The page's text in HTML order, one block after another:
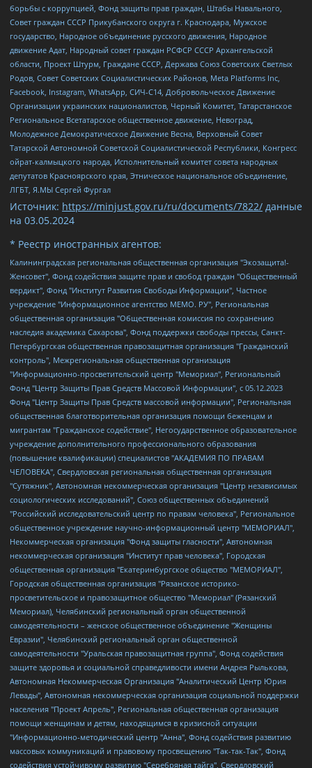
борьбы с коррупцией, Фонд защиты прав граждан, Штабы Навального,
Совет граждан СССР Прикубанского округа г. Краснодара, Мужское
государство, Народное объединение русского движения, Народное
движение Адат, Народный совет граждан РСФСР СССР Архангельской
области, Проект Штурм, Граждане СССР, Держава Союз Советских Светлых
Родов, Совет Советских Социалистических Районов, Meta Platforms Inc,
Facebook, Instagram, WhatsApp, СИЧ-С14, Добровольческое Движение
Организации украинских националистов, Черный Комитет, Татарстанское
Региональное Всетатарское общественное движение, Невоград,
Молодежное Демократическое Движение Весна, Верховный Совет
Татарской Автономной Советской Социалистической Республики, Конгресс
ойрат-калмыцкого народа, Исполнительный комитет совета народных
депутатов Красноярского края, Этническое национальное объединение,
ЛГБТ, Я.МЫ Сергей Фургал
Источник: https://minjust.gov.ru/ru/documents/7822/ данные
на 03.05.2024
* Реестр иностранных агентов:
Калининградская региональная общественная организация "Экозащита!-Женсовет", Фонд содействия защите прав и свобод граждан "Общественный вердикт", Фонд "Институт Развития Свободы Информации", Частное учреждение "Информационное агентство МЕМО. РУ", Региональная общественная организация "Общественная комиссия по сохранению наследия академика Сахарова", Фонд поддержки свободы прессы, Санкт-Петербургская общественная правозащитная организация "Гражданский контроль", Межрегиональная общественная организация "Информационно-просветительский центр "Мемориал", Региональный Фонд "Центр Защиты Прав Средств Массовой Информации", с 05.12.2023 Фонд "Центр Защиты Прав Средств массовой информации", Региональная общественная благотворительная организация помощи беженцам и мигрантам "Гражданское содействие", Негосударственное образовательное учреждение дополнительного профессионального образования (повышение квалификации) специалистов "АКАДЕМИЯ ПО ПРАВАМ ЧЕЛОВЕКА", Свердловская региональная общественная организация "Сутяжник", Автономная некоммерческая организация "Центр независимых социологических исследований", Союз общественных объединений "Российский исследовательский центр по правам человека", Региональное общественное учреждение научно-информационный центр "МЕМОРИАЛ", Некоммерческая организация "Фонд защиты гласности", Автономная некоммерческая организация "Институт прав человека", Городская общественная организация "Екатеринбургское общество "МЕМОРИАЛ", Городская общественная организация "Рязанское историко-просветительское и правозащитное общество "Мемориал" (Рязанский Мемориал), Челябинский региональный орган общественной самодеятельности – женское общественное объединение "Женщины Евразии", Челябинский региональный орган общественной самодеятельности "Уральская правозащитная группа", Фонд содействия защите здоровья и социальной справедливости имени Андрея Рылькова, Автономная Некоммерческая Организация "Аналитический Центр Юрия Левады", Автономная некоммерческая организация социальной поддержки населения "Проект Апрель", Региональная общественная организация помощи женщинам и детям, находящимся в кризисной ситуации "Информационно-методический центр "Анна", Фонд содействия развитию массовых коммуникаций и правовому просвещению "Так-так-Так", Фонд содействия устойчивому развитию "Серебряная тайга", Свердловский региональный общественный фонд социальных проектов "Новое время", "Idel.Реалии", Кавказ.Реалии, Крым.Реалии, Телеканал Настоящее Время, Татаро-башкирская служба Радио Свобода (Azatliq Radiosi), Радио Свободная Европа/Радио Свобода (PCE/PC), "Сибирь.Реалии", "Фактограф", Благотворительный фонд помощи осужденным и их семьям, Автономная некоммерческая организация "Институт глобализации и социальных движений", Фонд "В защиту прав заключенных", Частное учреждение "Центр поддержки и содействия развитию средств массовой информации", Пензенский региональный общественный благотворительный фонд "Гражданский союз", "Север.Реалии", Некоммерческая организация Фонд "Правовая инициатива", Общество с ограниченной ответственностью "Радио Свободная Европа/Радио Свобода", Чешское информационное агентство "MEDIUM-ORIENT", Красноярская региональная общественная организация "Мы против СПИДа", Камалягин Денис Николаевич, Маркелов Сергей Евгеньевич, Пономарев Лев Александрович, Савицкая Людмила Алексеевна, Автономная некоммерческая организация "Центр по работе с проблемой насилия "НАСИЛИЮ.НЕТ", Межрегиональный профессиональный союз работников здравоохранения "Альянс врачей", Юридическое лицо, зарегистрированное в Латвийской Республике, SIA "Medusa Project" (регистрационный номер 40103797863, дата регистрации 10.06.2014), Некоммерческая организация "Фонд по борьбе с коррупцией", Автономная некоммерческая организация "Институт права и публичной политики", Баданин Роман Сергеевич, Гликин Максим Александрович, Железнова Мария Михайловна, Лукьянова Юлия Сергеевна, Маетная Елизавета Витальевна, Маняхин Петр Борисович, Чуракова Ольга Владимировна, Ярош Юлия Петровна, Юридическое лицо "The Insider SIA", зарегистрированное в Риге, Латвийская Республика (дата регистрации 26.06.2015), являющееся администратором доменного имени интернет-издания "The Insider SIA", https://theins.ru, Постернак Алексей Евгеньевич, Рубин Михаил Аркадьевич, Анин Роман Александрович, Юридическое лицо Istories fonds, зарегистрированное в Латвийской Республике (регистрационный номер 50008295751, дата регистрации 24.02.2020), Великовский Дмитрий Александрович, Долинина Ирина Николаевна, Мароховская Алеся Алексеевна, Шлейнов Роман Юрьевич, Шмагун Олеся Валентиновна, Общество с ограниченной ответственностью "Альтаир 2021", Общество с ограниченной ответственностью "Вега 2021", Общество с ограниченной ответственностью "Главный редактор 2021", Общество с ограниченной ответственностью "Ромашки монолит", Важенков Артем Валерьевич, Ивановская областная общественная организация "Центр гендерных исследований", Гурман Юрий Альбертович, Медиапроект "ОВД-Инфо", Егоров Владимир Владимирович, Жилинский Владимир Александрович, Общество с ограниченной ответственностью "ЗП", Иванова София Юрьевна, Карезина Инна Павловна, Кильтау Екатерина Викторовна, Петров Алексей Викторович, Пискунов Сергей Евгеньевич, Смирнов Сергей Сергеевич, Тихонов Михаил Сергеевич, Общество с ограниченной ответственностью "ЖУРНАЛИСТ-ИНОСТРАННЫЙ АГЕНТ", Арапова Галина Юрьевна, Вольтская Татьяна Анатольевна, Американская компания "Mason G.E.S. Anonymous Foundation" (США), являющаяся владельцем интернет-издания https://mnews.world/, Компания "Stichting Bellingcat", зарегистрированная в Нидерландах (дата регистрации 11.07.2018), Захаров Андрей Вячеславович, Клепиковская Екатерина Дмитриевна, Общество с ограниченной ответственностью "МЕМО", Перл Роман Александрович, Симонов Евгений Алексеевич, Соловьева Елена Анатольевна, Сотников Даниил Владимирович, Сурначева Елизавета Дмитриевна, Автономная некоммерческая организация по защите прав человека и информированию населения "Якутия – Наше Мнение", Общество с ограниченной ответственностью "Москоу диджитал медиа", с 26.01.2023 Общество с ограниченной ответственностью "Чайка Белые сады", Ветошкина Валерия Валерьевна, Заговора Максим Александрович, Межрегиональное общественное движение "Российская ЛГБТ - сеть", Оленичев Максим Владимирович, Павлов Иван Юрьевич, Скворцова Елена Сергеевна, Общество с ограниченной ответственностью "Как бы инагент", Кочетков Игорь Викторович, Общество с ограниченной ответственностью "Честные выборы", Еланчик Олег Александрович, Общество с ограниченной ответственностью "Нобелевский призыв", Гималова Регина Эмилевна, Григорьев Андрей Валерьевич, Григорьева Алина Александровна, Ассоциация по содействию защите прав призывников, альтернативнослужащих и военнослужащих "Правозащитная группа "Гражданин.Армия.Право", Хисамова Регина Фаритовна, Автономная некоммерческая организация по реализации социально-правовых программ "Лилит", Дальневосточное общественное движение "Маяк", Санкт-Петербургская ЛГБТ-инициативная группа "Выход", Инициативная группа ЛГБТ+ "Реверс", Алексеев Андрей Викторович, Бекбулатова Таисия Львовна, Беляев Иван Михайлович, Владыкина Елена Сергеевна, Гельман Марат Александрович, Никульшина Вероника Юрьевна, Толоконникова Надежда Андреевна, Шендерович Виктор Анатольевич, Общество с ограниченной ответственностью "Данное сообщение", Общество с ограниченной ответственностью Издательский дом "Новая глава", Айнбиндер Александра Александровна, Московский комьюнити-центр для ЛГБТ+инициатив, Благотворительный фонд развития филантропии, Deutsche Welle (Германия, Kurt-Schumacher-Strasse 3, 53113 Bonn), Борзунова Мария Михайловна, Воробьев Виктор Викторович, Голубева Анна Львовна, Константинова Алла Михайловна, Малкова Ирина Владимировна, Мурадов Мурад Абдулгалимович, Осетинская Елизавета Николаевна, Понасенков Евгений Николаевич, Ганапольский Матвей Юрьевич, Киселев Евгений Алексеевич, Борухович Ирина Григорьевна, Дремин Иван Тимофеевич, Дубровский Дмитрий Викторович, Красноярская региональная общественная организация поддержки и развития альтернативных образовательных технологий и межкультурных коммуникаций "ИНТЕРРА", Маяковская Екатерина Алексеевна, Фейгин Марк Захарович, Филимонов Андрей Викторович, Дзугкоева Регина Николаевна, Доброхотов Роман Александрович, Дудь Юрий Александрович, Елкин Сергей Владимирович, Кругликов Кирилл Игоревич, Сабунаева Мария Леонидовна, Семенов Алексей Владимирович, Шаинян Карен Багратович, Шульман Екатерина Михайловна, Асафьев Артур Валерьевич, Вахштайн Виктор Семенович, Венедиктов Алексей Алексеевич, Лушникова Екатерина Евгеньевна, Волков Леонид Михайлович, Невзоров Александр Глебович, Пархоменко Сергей Борисович, Сироткин Ярослав Николаевич, Кара-Мурза Владимир Владимирович, Баранова Наталья Владимировна, Гозман Леонид Яковлевич, Кагарлицкий Борис Юльевич, Климарев Михаил Валерьевич, Милов Владимир Станиславович, Автономная некоммерческая организация Краснодарский центр современного искусства "Типография", Моргенштерн Алишер Тагирович, Соболь Любовь Эдуардовна, Общество с ограниченной ответственностью "ЛИЗА НОРМ", Каспаров Гарри Кимович, Ходорковский Михаил Борисович, Общество с ограниченной ответственностью "Апрельские тезисы", Данилович Ирина Брониславовна, Кашин Олег Владимирович, Петров Николай Владимирович, Пивоваров Алексей Владимирович, Соколов Михаил Владимирович, Цветкова Юлия Владимировна, Чичваркин Евгений Александрович, Комитет против пыток/Команда против пыток, Общество с ограниченной ответственностью "Первый научный", Общество с ограниченной ответственностью "Вертолет и ко", Белоцерковская Вероника Борисовна, Кац Максим Евгеньевич, Лазарева Татьяна Юрьевна, Шаведдинов Руслан Табризович, Яшин Илья Валерьевич, Общество с ограниченной ответственностью "Иноагент ААВ", Алешковский Дмитрий Петрович, Альбац Евгения Марковна, Быков Дмитрий Львович, Галямина Юлия Евгеньевна, Лойко Сергей Леонидович, Мартынов Кирилл Константинович, Медведев Сергей Александрович, Крашенинников Федор Геннадиевич, Гордеева Катерина Вл